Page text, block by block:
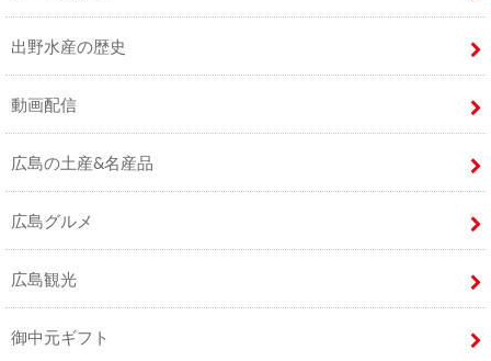
出野水産の歴史
動画配信
広島の土産&名産品
広島グルメ
広島観光
御中元ギフト